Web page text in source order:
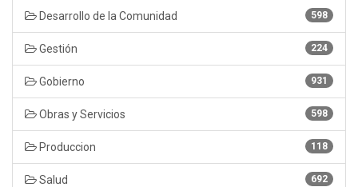
598
Desarrollo de la Comunidad
224
Gestión
931
Gobierno
598
Obras y Servicios
118
Produccion
692
Salud